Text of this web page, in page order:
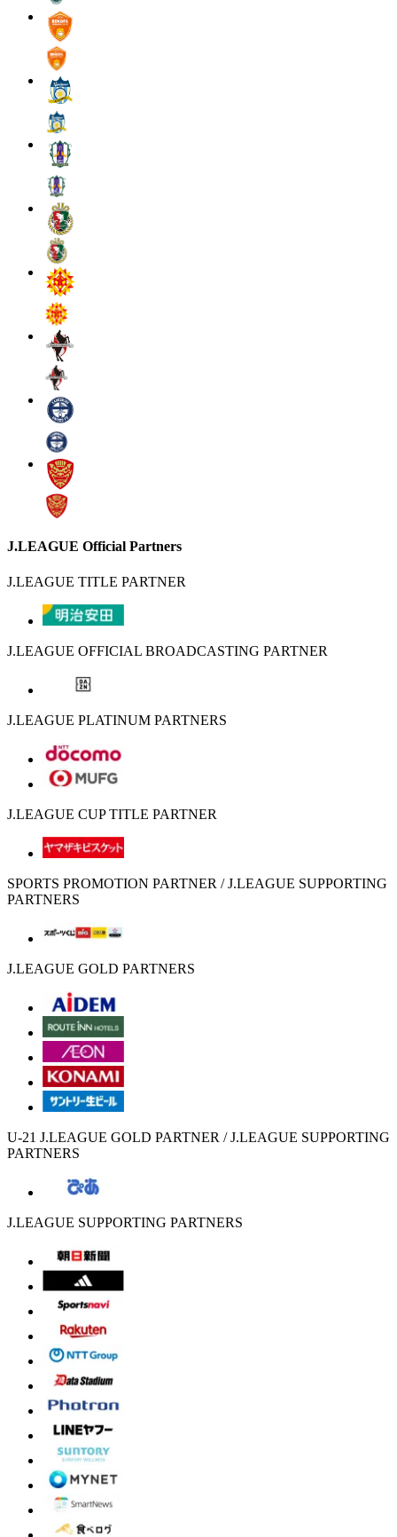
J.LEAGUE Official Partners
J.LEAGUE TITLE PARTNER
J.LEAGUE OFFICIAL BROADCASTING PARTNER
J.LEAGUE PLATINUM PARTNERS
J.LEAGUE CUP TITLE PARTNER
SPORTS PROMOTION PARTNER / J.LEAGUE SUPPORTING
PARTNERS
J.LEAGUE GOLD PARTNERS
U-21 J.LEAGUE GOLD PARTNER / J.LEAGUE SUPPORTING
PARTNERS
J.LEAGUE SUPPORTING PARTNERS